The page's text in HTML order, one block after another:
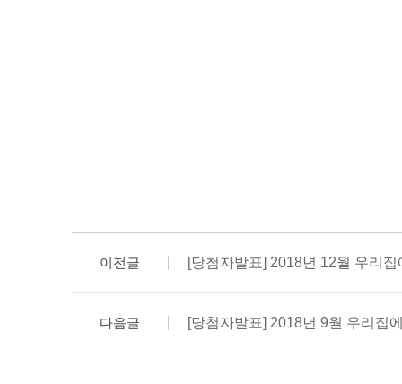
이전글 [당첨자발표] 2018년 12월 우리
다음글 [당첨자발표] 2018년 9월 우리집